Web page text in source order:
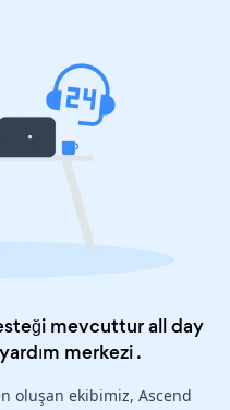
mevcuttur all day
yardım merkezi.
oluşan ekibimiz, Ascend